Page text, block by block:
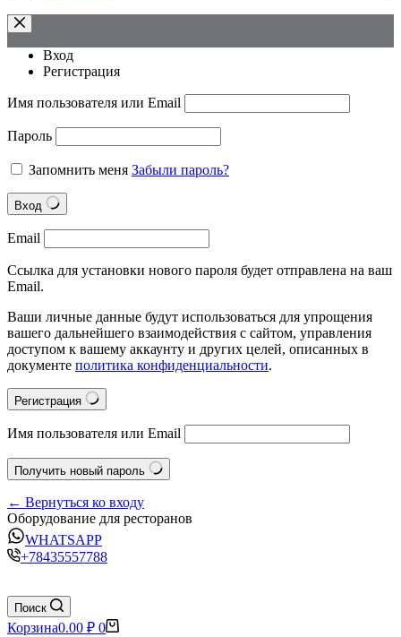
Вход
Регистрация
Имя пользователя или Email
Пароль
Запомнить меня Забыли пароль?
Вход
Email
Ссылка для установки нового пароля будет отправлена на ваш
Email.
Ваши личные данные будут использоваться для упрощения
вашего дальнейшего взаимодействия с сайтом, управления
доступом к вашему аккаунту и других целей, описанных в
документе политика конфиденциальности.
Регистрация
Имя пользователя или Email
Получить новый пароль
← Вернуться ко входу
Оборудование для ресторанов
WHATSAPP
+78435557788
Поиск
Корзина0.00 ₽ 0